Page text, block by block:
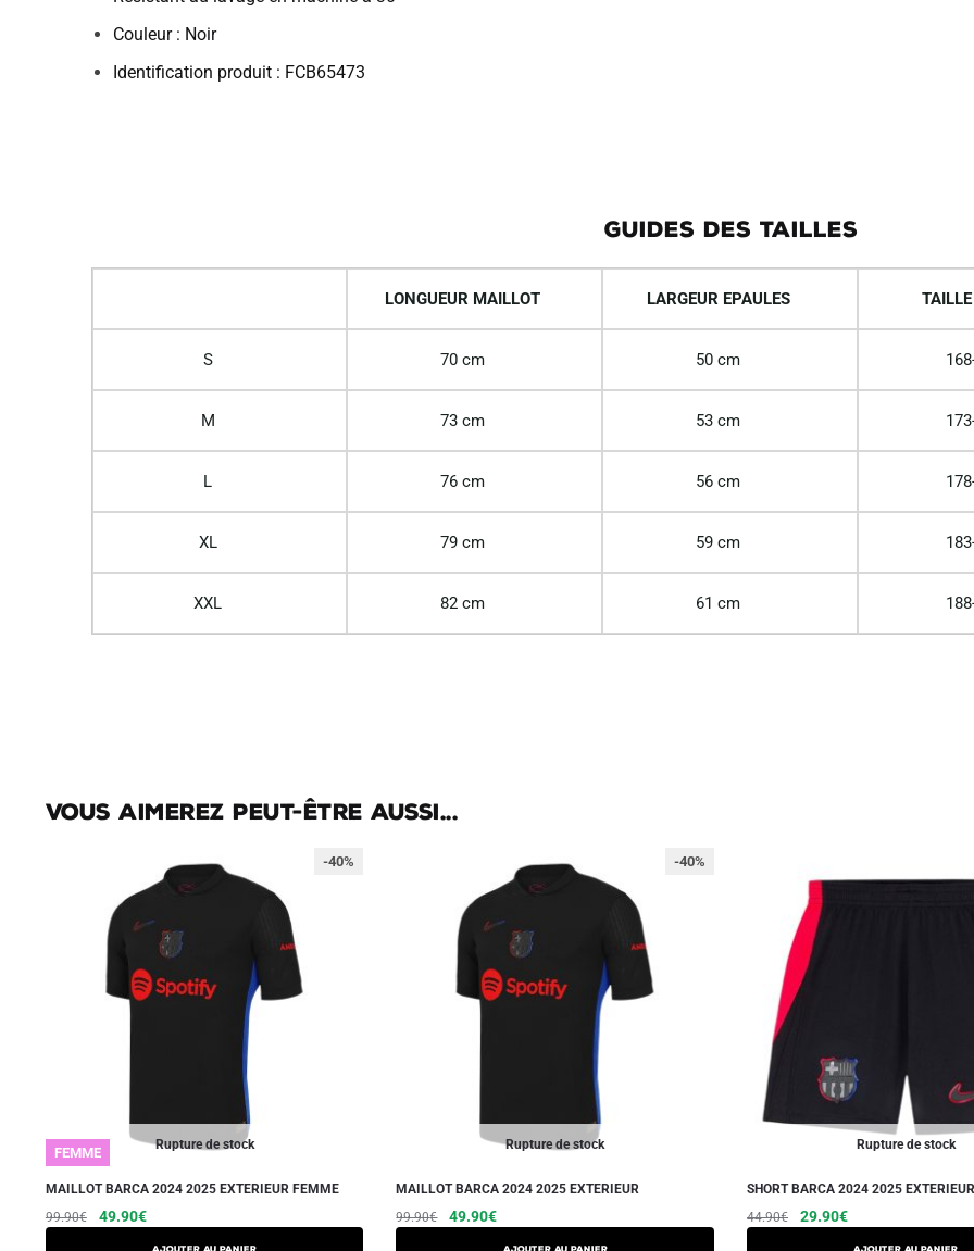
Couleur : Noir
Identification produit : FCB65473
GUIDES DES TAILLES
LONGUEUR MAILLOT LARGEUR EPAULES
S 70 cm 50 cm
M 73 cm 53 cm
L 76 cm 56 cm
XL 79 cm 59 cm
XXL 82 cm 61 cm
Vous aimerez peut-être aussi...
Rupture de stock
-40%
FEMME
MAILLOT BARCA 2024 2025 EXTERIEUR FEMME
99.90€
Le
49.90€Le
AJOUTER AU PANIER
Ce
produit
Rupture de stock
-40%
MAILLOT BARCA 2024 2025 EXTERIEUR
99.90€
Le
49.90€Le
AJOUTER AU PANIER
Ce
produit
Rupture de stock
SHORT BARCA 2024 2025 EXTERIEUR
44.90€
Le
29.90€Le
AJOUTER AU PANIER
Ce
produit